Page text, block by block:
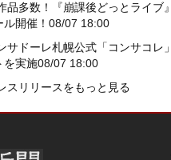
品多数！『崩課後どっとライ
開催！ 08/07 18:00
サドーレ札幌公式「コンサコ
を実施08/07 18:00
スリリースをもっと見る